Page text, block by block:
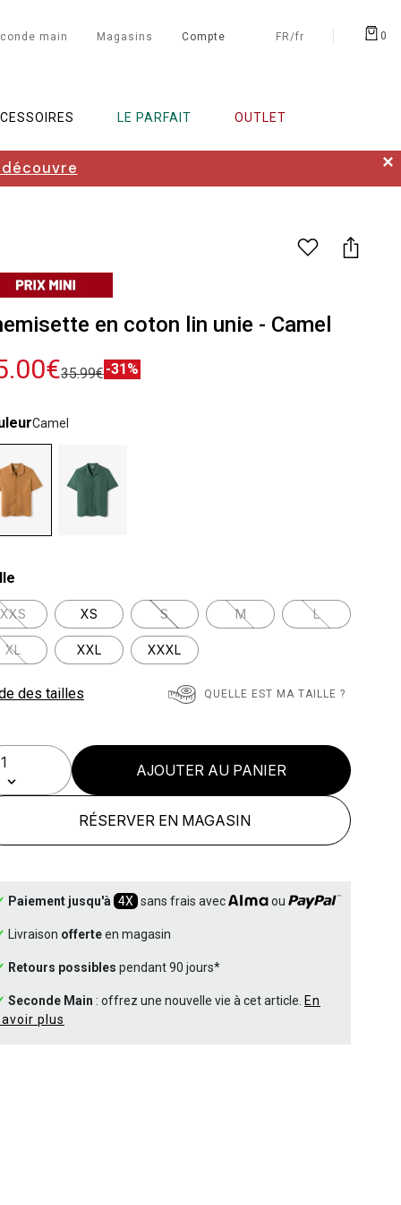
main Magasins Compte FR/fr 0
LE PARFAIT OUTLET
✕
en coton lin unie - Camel
35.99€-31%
Camel
XXS XS S M L
XL XXL XXXL
des tailles QUELLE EST MA TAILLE ?
AJOUTER AU PANIER
RÉSERVER EN MAGASIN
Paiement jusqu'à 4X sans frais avec ou
Livraison offerteen magasin
Retours possibles pendant 90 jours*
Seconde Main : offrez une nouvelle vie à cet article. En
plus